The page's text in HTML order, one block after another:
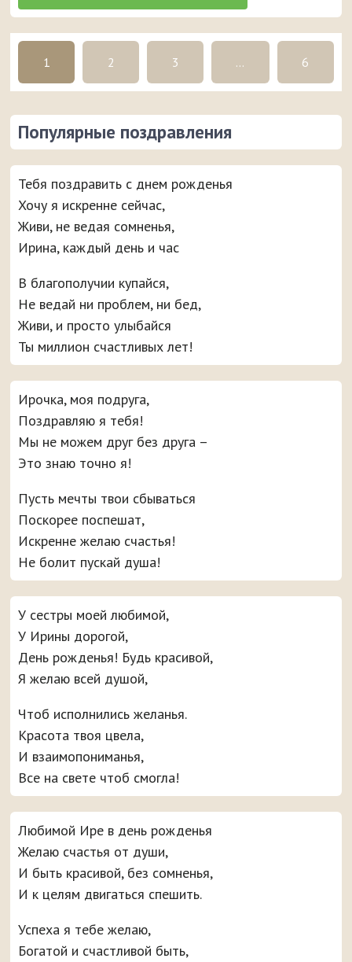
1 2 3 ... 6
Популярные поздравления
Тебя поздравить с днем рожденья
Хочу я искренне сейчас,
Живи, не ведая сомненья,
Ирина, каждый день и час
В благополучии купайся,
Не ведай ни проблем, ни бед,
Живи, и просто улыбайся
Ты миллион счастливых лет!
Ирочка, моя подруга,
Поздравляю я тебя!
Мы не можем друг без друга –
Это знаю точно я!
Пусть мечты твои сбываться
Поскорее поспешат,
Искренне желаю счастья!
Не болит пускай душа!
У сестры моей любимой,
У Ирины дорогой,
День рожденья! Будь красивой,
Я желаю всей душой,
Чтоб исполнились желанья.
Красота твоя цвела,
И взаимопониманья,
Все на свете чтоб смогла!
Любимой Ире в день рожденья
Желаю счастья от души,
И быть красивой, без сомненья,
И к целям двигаться спешить.
Успеха я тебе желаю,
Богатой и счастливой быть,